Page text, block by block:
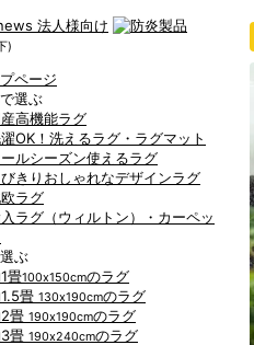
)
ページ
選ぶ
高機能ラグ
OK！洗えるラグ・ラグマット
ルシーズン使えるラグ
びきりおしゃれなデザインラグ
ラグ
ラグ（ウィルトン）・カーペッ
ぶ
畳100x150cmのラグ
畳 130x190cmのラグ
畳 190x190cmのラグ
畳 190x240cmのラグ